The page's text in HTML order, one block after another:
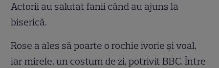
Actorii au salutat fanii când au ajuns la
biserică.
Rose a ales să poarte o rochie ivorie şi voal,
iar mirele, un costum de zi, potrivit BBC. Între